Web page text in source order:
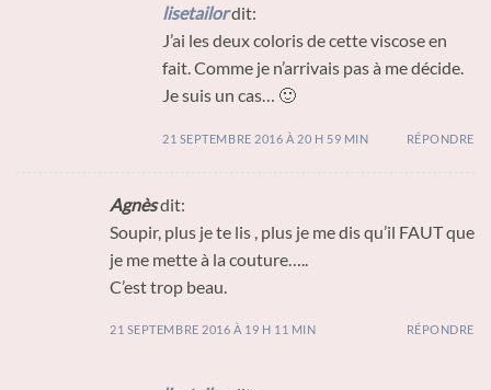
lisetailordit:
J’ai les deux coloris de cette viscose en
fait. Comme je n’arrivais pas à me décide.
Je suis un cas… 🙂
21 SEPTEMBRE 2016 À 20 H 59 MIN RÉPONDRE
Agnèsdit:
Soupir, plus je te lis , plus je me dis qu’il FAUT que
je me mette à la couture…..
C’est trop beau.
21 SEPTEMBRE 2016 À 19 H 11 MIN RÉPONDRE